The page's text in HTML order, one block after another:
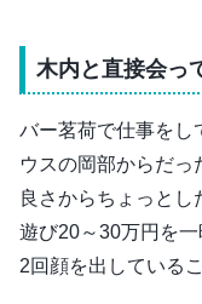
木内と直接会っ
バー茗荷で仕事をし
ウスの岡部からだ
良さからちょっとし
遊び20～30万円を
2回顔を出している